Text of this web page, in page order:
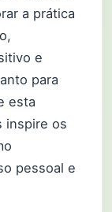
a prática
e
para
esta
inspire os
pessoal e